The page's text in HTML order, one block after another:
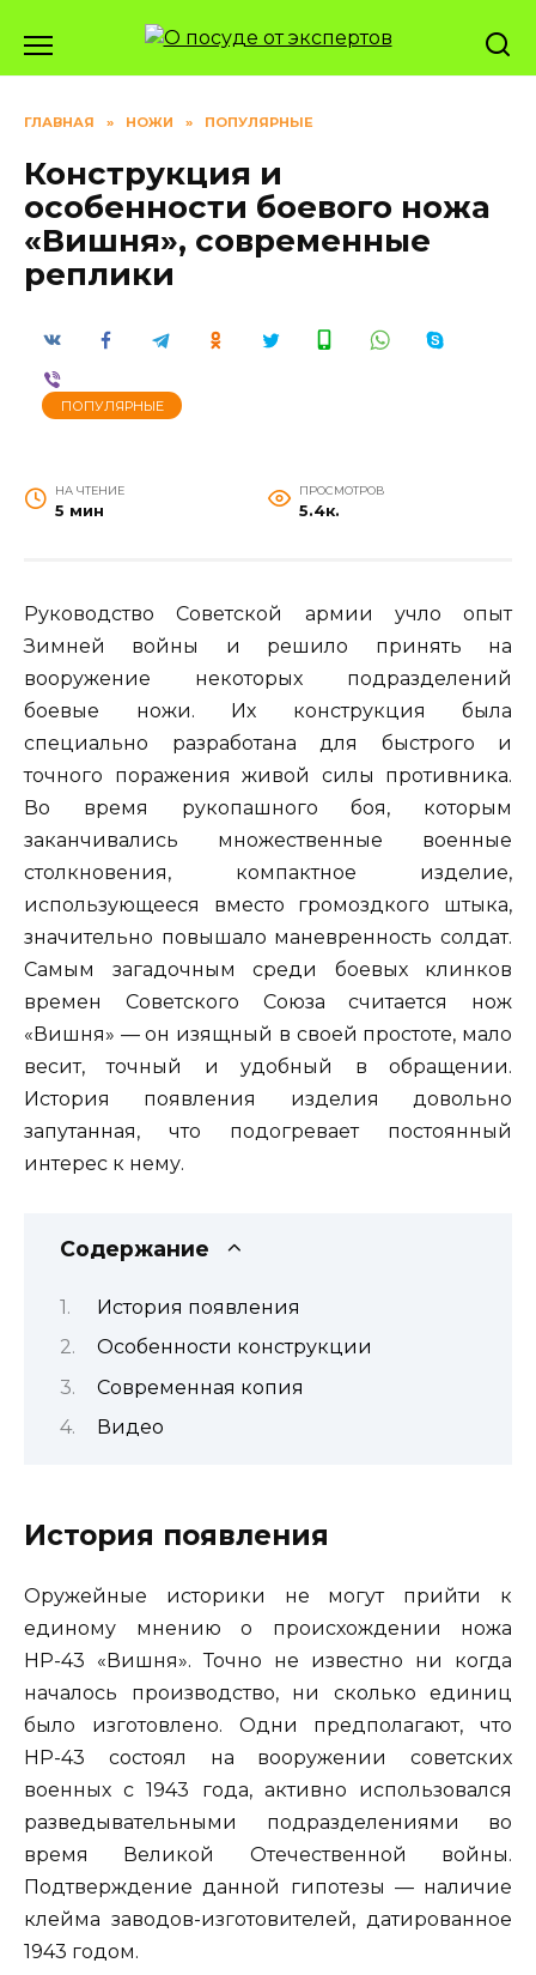
содержанию
ГЛАВНАЯ » НОЖИ » ПОПУЛЯРНЫЕ
Конструкция и
особенности боевого ножа
«Вишня», современные
реплики
ПОПУЛЯРНЫЕ
НА ЧТЕНИЕ
5 мин
ПРОСМОТРОВ
5.4к.
Руководство Советской армии учло опыт
Зимней войны и решило принять на
вооружение некоторых подразделений
боевые ножи. Их конструкция была
специально разработана для быстрого и
точного поражения живой силы противника.
Во время рукопашного боя, которым
заканчивались множественные военные
столкновения, компактное изделие,
использующееся вместо громоздкого штыка,
значительно повышало маневренность солдат.
Самым загадочным среди боевых клинков
времен Советского Союза считается нож
«Вишня» — он изящный в своей простоте, мало
весит, точный и удобный в обращении.
История появления изделия довольно
запутанная, что подогревает постоянный
интерес к нему.
Содержание
История появления
Особенности конструкции
Современная копия
Видео
История появления
Оружейные историки не могут прийти к
единому мнению о происхождении ножа
НР-43 «Вишня». Точно не известно ни когда
началось производство, ни сколько единиц
было изготовлено. Одни предполагают, что
НР-43 состоял на вооружении советских
военных с 1943 года, активно использовался
разведывательными подразделениями во
время Великой Отечественной войны.
Подтверждение данной гипотезы — наличие
клейма заводов-изготовителей, датированное
1943 годом.